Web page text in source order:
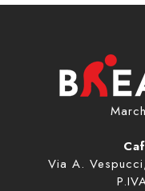
Via A.